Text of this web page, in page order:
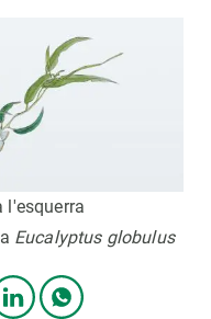
l'esquerra
Eucalyptus globulus